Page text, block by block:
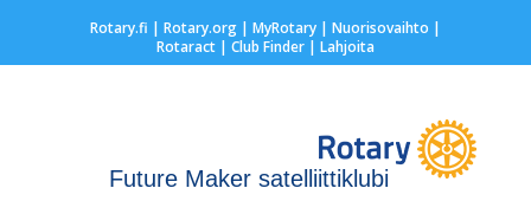
Rotary.fi | Rotary.org| MyRotary | Nuorisovaihto |
Rotaract| Club Finder| Lahjoita
Future Maker satelliittiklubi